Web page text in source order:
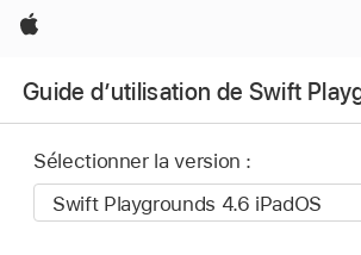
Apple
Guide d’utilisation de Swift
Sélectionner la version :